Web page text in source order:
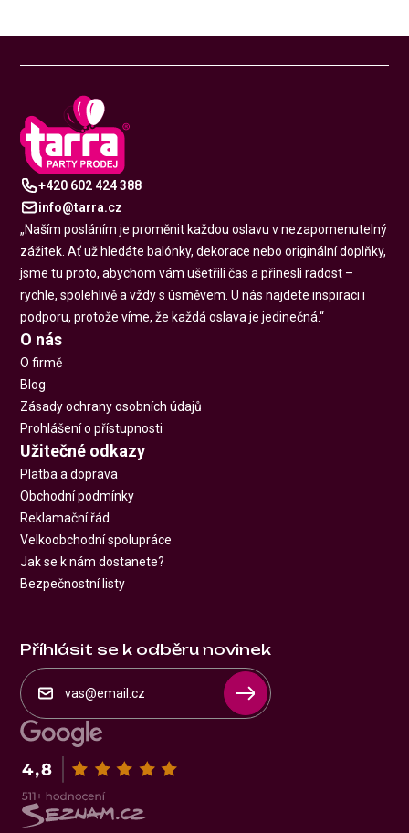
+420 602 424 388
info@tarra.cz
„Naším posláním je proměnit každou oslavu v nezapomenutelný
zážitek. Ať už hledáte balónky, dekorace nebo originální doplňky,
jsme tu proto, abychom vám ušetřili čas a přinesli radost –
rychle, spolehlivě a vždy s úsměvem. U nás najdete inspiraci i
podporu, protože víme, že každá oslava je jedinečná.“
O nás
O firmě
Blog
Zásady ochrany osobních údajů
Prohlášení o přístupnosti
Užitečné odkazy
Platba a doprava
Obchodní podmínky
Reklamační řád
Velkoobchodní spolupráce
Jak se k nám dostanete?
Bezpečnostní listy
Příhlásit se k odběru novinek